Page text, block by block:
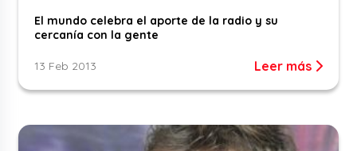
El mundo celebra el aporte de la radio y su
cercanía con la gente
13 Feb 2013 Leer más